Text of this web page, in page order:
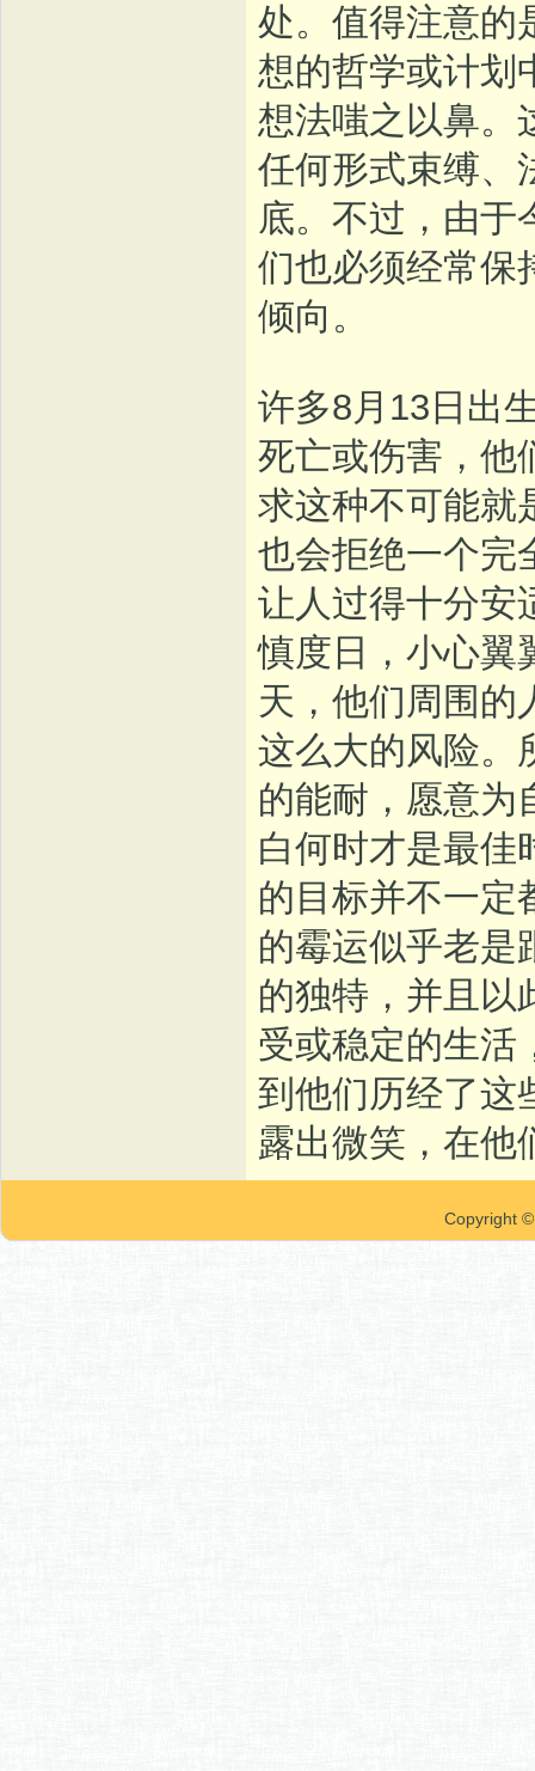
处。值得注意的
想的哲学或计划
想法嗤之以鼻。
任何形式束缚、
底。不过，由于
们也必须经常保
倾向。
许多8月13日出
死亡或伤害，他
求这种不可能就
也会拒绝一个完
让人过得十分安
慎度日，小心翼
天，他们周围的
这么大的风险。
的能耐，愿意为
白何时才是最佳
的目标并不一定
的霉运似乎老是
的独特，并且以
受或稳定的生活
到他们历经了这
露出微笑，在他
Copyright